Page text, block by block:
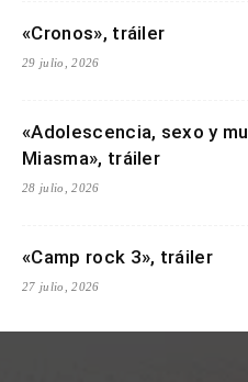
«Cronos», tráiler
29 julio, 2026
«Adolescencia, sexo y
Miasma», tráiler
28 julio, 2026
«Camp rock 3», tráiler
27 julio, 2026